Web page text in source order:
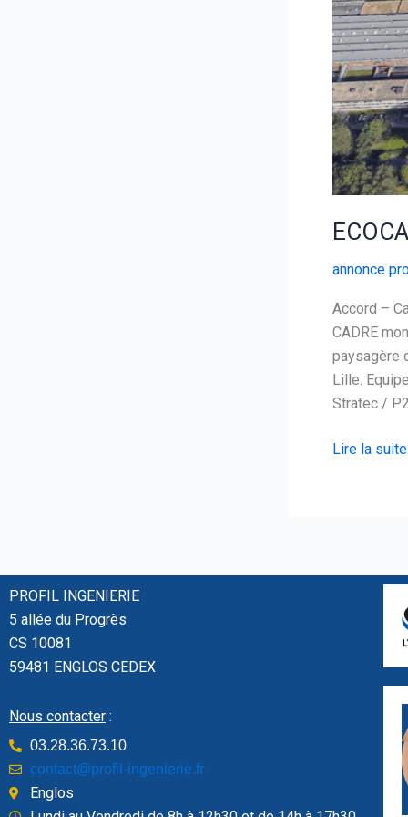
annonce
Accord –
CADRE
paysagère
Lille.
Stratec /
Lire la
PROFIL INGENIERIE
5 allée du Progrès
CS 10081
59481 ENGLOS CEDEX
Nous contacter :
03.28.36.73.10
contact@profil-ingenierie.fr
Englos